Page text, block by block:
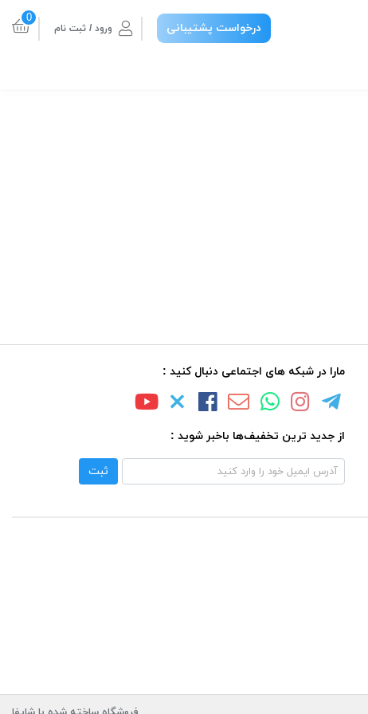
درخواست پشتیبانی ورود / ثبت نام
0
مارا در شبکه های اجتماعی دنبال کنید :
از جدید ترین تخفیف‌ها باخبر شوید :
ثبت